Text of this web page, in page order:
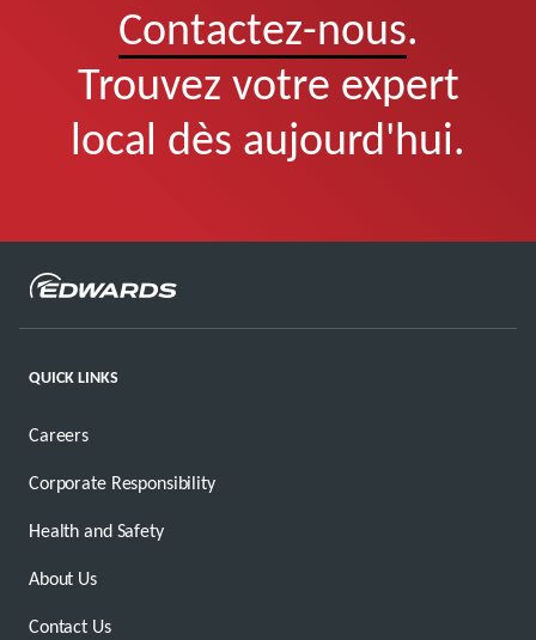
Contactez-nous.
Trouvez votre expert
local dès aujourd'hui.
QUICK LINKS
Careers
Corporate Responsibility
Health and Safety
About Us
Contact Us